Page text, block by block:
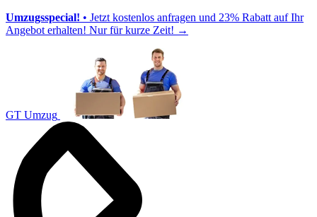
Umzugsspecial! • Jetzt kostenlos anfragen und 23% Rabatt auf Ihr
Angebot erhalten! Nur für kurze Zeit! →
GT Umzug